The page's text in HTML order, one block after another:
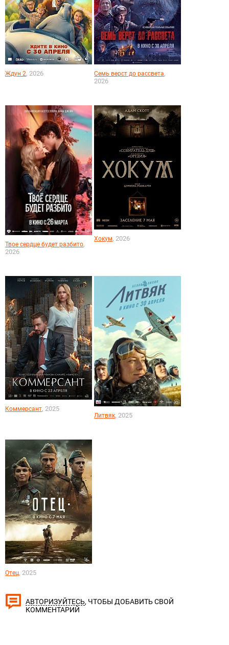
Ждун 2, 2026 Семь верст до рассвета,
2026
Твое сердце будет разбито,
2026
Хокум, 2026
Коммерсант, 2025
Литвяк, 2025
Отец, 2025
АВТОРИЗУЙТЕСЬ, ЧТОБЫ ДОБАВИТЬ СВОЙ
КОММЕНТАРИЙ